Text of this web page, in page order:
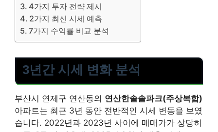
4가지 투자 전략 제시
2가지 최신 시세 예측
7가지 수익률 비교 분석
3년간 시세 변화 분석
부산시 연제구 연산동의 연산한솔솔파크(주상복합)
아파트는 최근 3년 동안 전반적인 시세 변동을 보였
습니다. 2022년과 2023년 사이에 매매가가 상당히